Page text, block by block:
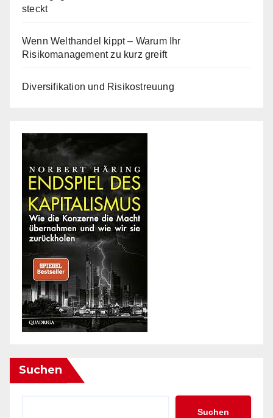
steckt
Wenn Welthandel kippt – Warum Ihr
Risikomanagement zu kurz greift
Diversifikation und Risikostreuung
Suchen
Suchen